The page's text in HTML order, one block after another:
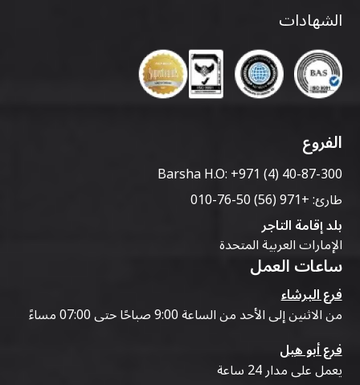
الشهادات
الفروع
Barsha H.O:+971 (4) 40-87-300
طارئ:+971 (56) 50-76-010
بلد إقامة التاجر
الإمارات العربية المتحدة
ساعات العمل
فرع البرشاء
من الاثنين إلى الأحد من الساعة 9:00 صباحًا حتى 07:00 مساءً
فرع أبو هيل
يعمل على مدار 24 ساعة